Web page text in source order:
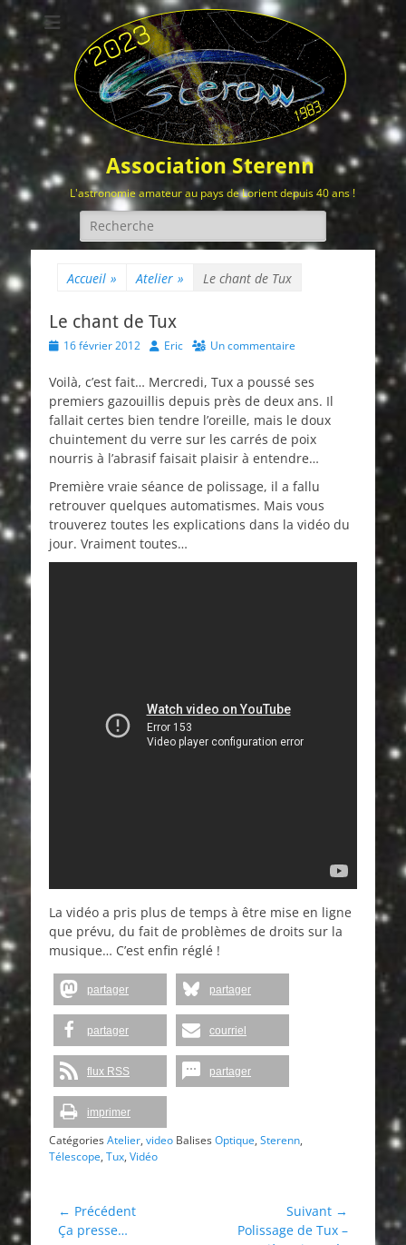
Association Sterenn
L'astronomie amateur au pays de Lorient depuis 40 ans !
Rechercher :
Accueil » Atelier » Le chant de Tux
Le chant de Tux
Posted16 février 2012 Author
Eric Un commentaire
Voilà, c’est fait… Mercredi, Tux a poussé ses
premiers gazouillis depuis près de deux ans. Il
fallait certes bien tendre l’oreille, mais le doux
chuintement du verre sur les carrés de poix
nourris à l’abrasif faisait plaisir à entendre…
Première vraie séance de polissage, il a fallu
retrouver quelques automatismes. Mais vous
trouverez toutes les explications dans la vidéo du
jour. Vraiment toutes…
La vidéo a pris plus de temps à être mise en ligne
que prévu, du fait de problèmes de droits sur la
musique… C’est enfin réglé !
partager partager
partager courriel
flux RSS partager
imprimer
CatégoriesAtelier, video BalisesOptique, Sterenn,
Télescope, Tux, Vidéo
Navigation
de
← Précédent
Article
Ça presse…
Suivant →
ArticlePolissage de Tux –